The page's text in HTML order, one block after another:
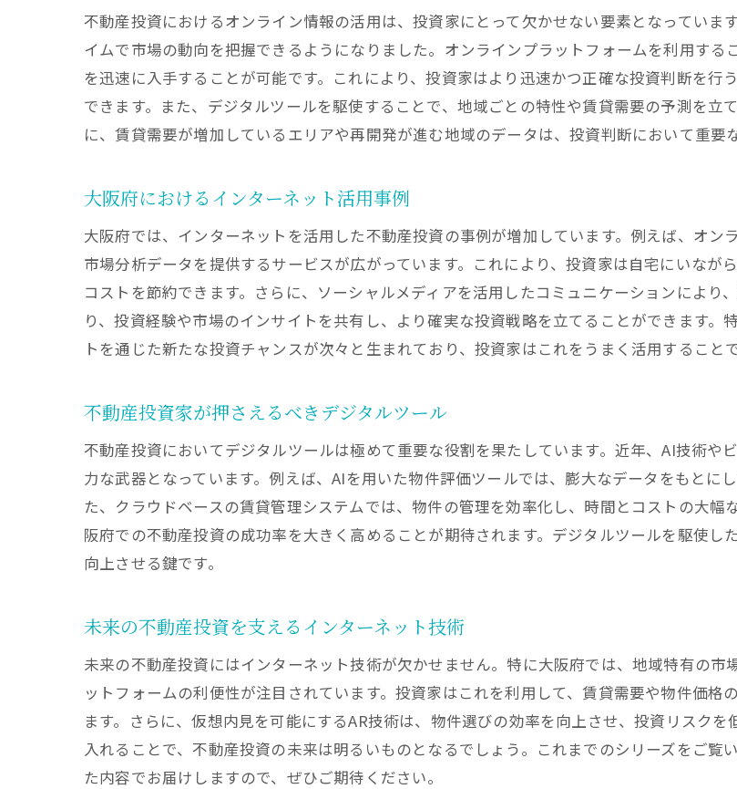
都市再開発が変える大阪府の不動産市場
投資家が注目すべき再開発エリアとその
再開発による不動産価値の上昇要因
都市再開発で生まれる新しい賃貸需要
大阪府の再開発地域における投資機会
デジタルインフラと不動産投資の関係性
大阪府の未来を見据えたスマート投資戦略
スマートシティ推進で変わる投資環境
テクノロジー導入による不動産価値の向上
インターネットで加速する大阪府不動産投資の
インターネットでリアルタイム市場監視を
デジタル情報活用で先読みする不動産市場
大阪府の投資動向を支えるデジタル分析法
大阪府不動産投資におけるデジタルツールの重
投資決定を左右するデジタルツールの役割
大阪府での効率的投資を支えるテクノロジ
デジタルツールで進化する投資効率化
不動産投資で利用するべきオンラインリ
不動産投資におけるオンライン情報の活用は、投資家にとって欠かせない要素となっていま
イムで市場の動向を把握できるようになりました。オンラインプラットフォームを利用す
を迅速に入手することが可能です。これにより、投資家はより迅速かつ正確な投資判断を
できます。また、デジタルツールを駆使することで、地域ごとの特性や賃貸需要の予測を立
に、賃貸需要が増加しているエリアや再開発が進む地域のデータは、投資判断において重要
大阪府におけるインターネット活用事例
大阪府では、インターネットを活用した不動産投資の事例が増加しています。例えば、オ
市場分析データを提供するサービスが広がっています。これにより、投資家は自宅にいなが
コストを節約できます。さらに、ソーシャルメディアを活用したコミュニケーションにより
り、投資経験や市場のインサイトを共有し、より確実な投資戦略を立てることができます。
トを通じた新たな投資チャンスが次々と生まれており、投資家はこれをうまく活用すること
不動産投資家が押さえるべきデジタルツール
不動産投資においてデジタルツールは極めて重要な役割を果たしています。近年、AI技術や
力な武器となっています。例えば、AIを用いた物件評価ツールでは、膨大なデータをもとに
た、クラウドベースの賃貸管理システムでは、物件の管理を効率化し、時間とコストの大
阪府での不動産投資の成功率を大きく高めることが期待されます。デジタルツールを駆使
向上させる鍵です。
未来の不動産投資を支えるインターネット技術
未来の不動産投資にはインターネット技術が欠かせません。特に大阪府では、地域特有の
ットフォームの利便性が注目されています。投資家はこれを利用して、賃貸需要や物件価
ます。さらに、仮想内見を可能にするAR技術は、物件選びの効率を向上させ、投資リスク
入れることで、不動産投資の未来は明るいものとなるでしょう。これまでのシリーズをご
た内容でお届けしますので、ぜひご期待ください。